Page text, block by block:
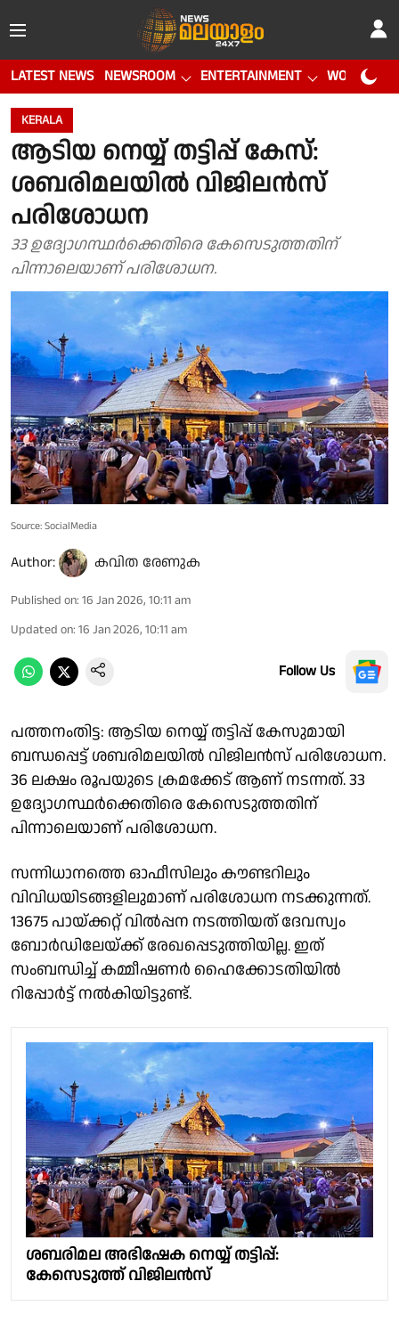
LATEST NEWS NEWSROOM ENTERTAINMENT WORLD CUP
KERALA
ആടിയ നെയ്യ് തട്ടിപ്പ് കേസ്:
ശബരിമലയില്‍ വിജിലന്‍സ്
പരിശോധന
33 ഉദ്യോഗസ്ഥര്‍ക്കെതിരെ കേസെടുത്തതിന്
പിന്നാലെയാണ് പരിശോധന.
Source: SocialMedia
Author: കവിത രേണുക
Published on: 16 Jan 2026, 10:11 am
Updated on: 16 Jan 2026, 10:11 am
Follow Us
പത്തനംതിട്ട: ആടിയ നെയ്യ് തട്ടിപ്പ് കേസുമായി
ബന്ധപ്പെട്ട് ശബരിമലയില്‍ വിജിലന്‍സ് പരിശോധന.
36 ലക്ഷം രൂപയുടെ ക്രമക്കേട് ആണ് നടന്നത്. 33
ഉദ്യോഗസ്ഥര്‍ക്കെതിരെ കേസെടുത്തതിന്
പിന്നാലെയാണ് പരിശോധന.
സന്നിധാനത്തെ ഓഫീസിലും കൗണ്ടറിലും
വിവിധയിടങ്ങളിലുമാണ് പരിശോധന നടക്കുന്നത്.
13675 പായ്ക്കറ്റ് വില്‍പ്പന നടത്തിയത് ദേവസ്വം
ബോര്‍ഡിലേയ്ക്ക് രേഖപ്പെടുത്തിയില്ല. ഇത്
സംബന്ധിച്ച് കമ്മീഷണര്‍ ഹൈക്കോടതിയില്‍
റിപ്പോര്‍ട്ട് നല്‍കിയിട്ടുണ്ട്.
ശബരിമല അഭിഷേക നെയ്യ് തട്ടിപ്പ്:
കേസെടുത്ത് വിജിലൻസ്